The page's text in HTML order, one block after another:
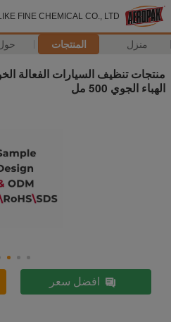
FINE CHEMICAL CO., LTD
منزل المنتجات حول
منتجات تنظيف السيارات الفعالة
الهباء الجوي 500 مل
افضل سعر